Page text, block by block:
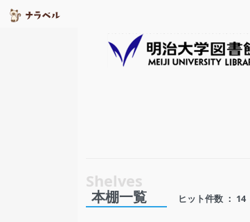
本棚一覧 ヒット件数 ： 14